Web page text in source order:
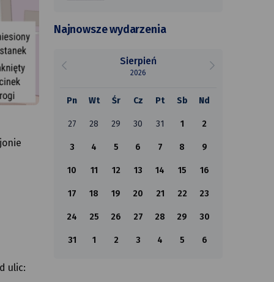
ulic:
Najnowsze wydarzenia
Sierpień
2026
Pn Wt Śr Cz Pt Sb Nd
27 28 29 30 31 1 2
3 4 5 6 7 8 9
10 11 12 13 14 15 16
17 18 19 20 21 22 23
24 25 26 27 28 29 30
31 1 2 3 4 5 6